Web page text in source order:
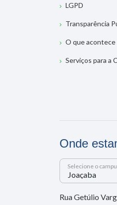
LGPD
Transparência
O que acontece
Serviços para a
Onde
Selecione o
Rua Getúlio